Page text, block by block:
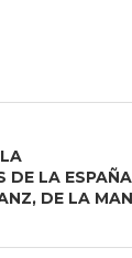
DE LA ESPAÑA
DE LA